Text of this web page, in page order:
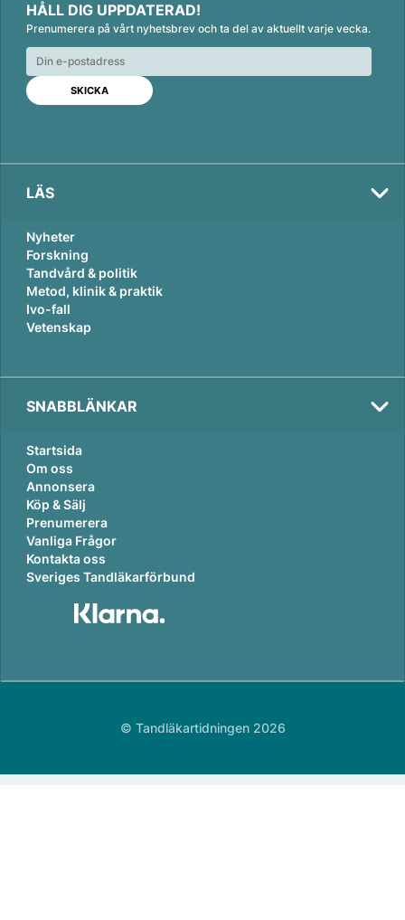
n
k
e
d
n
c
e
b
o
o
k
a
i
l
HÅLL DIG UPPDATERAD!
Prenumerera på vårt nyhetsbrev och ta del av aktuellt varje vecka.
LÄS
Nyheter
Forskning
Tandvård & politik
Metod, klinik & praktik
Ivo-fall
Vetenskap
SNABBLÄNKAR
Startsida
Om oss
Annonsera
Köp & Sälj
Prenumerera
Vanliga Frågor
Kontakta oss
Sveriges Tandläkarförbund
© Tandläkartidningen 2026